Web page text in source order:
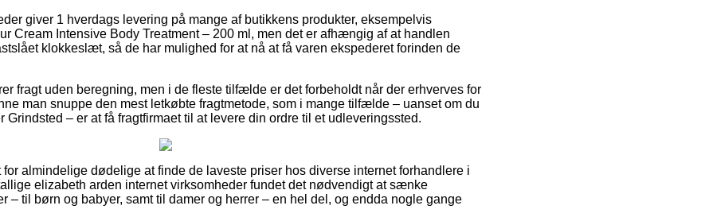
giver 1 hverdags levering på mange af butikkens produkter, eksempelvis
Cream Intensive Body Treatment – 200 ml, men det er afhængig af at handlen
klokkeslæt, så de har mulighed for at nå at få varen ekspederet forinden de
fragt uden beregning, men i de fleste tilfælde er det forbeholdt når der erhverves for
man snuppe den mest letkøbte fragtmetode, som i mange tilfælde – uanset om du
– er at få fragtfirmaet til at levere din ordre til et udleveringssted.
for almindelige dødelige at finde de laveste priser hos diverse internet forhandlere i
elizabeth arden internet virksomheder fundet det nødvendigt at sænke
– til børn og babyer, samt til damer og herrer – en hel del, og endda nogle gange